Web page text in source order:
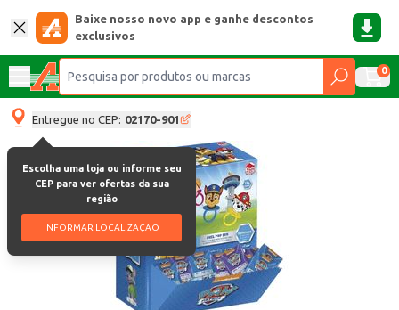
Baixe nosso novo app e ganhe descontos
exclusivos
0
Entregue no CEP: 02170-901
Escolha uma loja ou informe seu
CEP para ver ofertas da sua
região
INFORMAR LOCALIZAÇÃO